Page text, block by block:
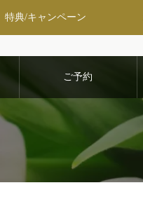
特典/キャンペーン
ご予約